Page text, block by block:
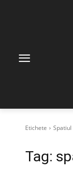
Etichete Spatiul
Tag: